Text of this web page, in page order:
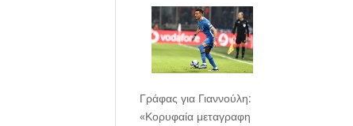
Γράφας για Γιαννούλη:
«Κορυφαία μεταγραφη